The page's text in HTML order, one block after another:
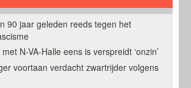
90 jaar geleden reeds tegen het
N-VA-Halle eens is verspreidt ‘onzin’
voortaan verdacht zwartrijder volgens